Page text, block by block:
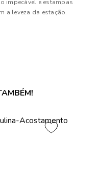
impecável e estampas
a leveza da estação.
moderno